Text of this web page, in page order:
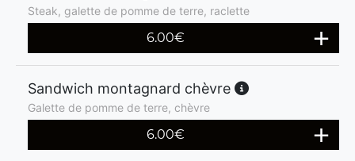
Steak, galette de pomme de terre, raclette
6.00€
Sandwich montagnard chèvre
Galette de pomme de terre, chèvre
6.00€